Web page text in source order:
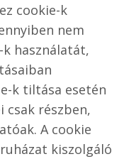
cookie-k
nem
k használatát,
k tiltása esetén
csak részben,
A cookie
kiszolgáló